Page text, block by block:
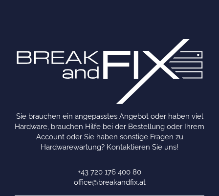
Sie brauchen ein angepasstes Angebot oder haben viel
Hardware, brauchen Hilfe bei der Bestellung oder Ihrem
Account oder Sie haben sonstige Fragen zu
Hardwarewartung? Kontaktieren Sie uns!
+43 720 176 400 80
office@breakandfix.at